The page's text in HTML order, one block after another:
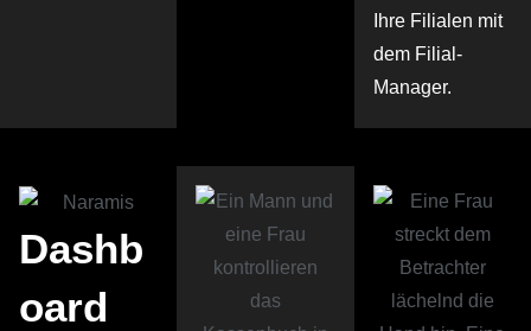
Ihre Filialen mit
dem Filial-
Manager.
Dashb
oard